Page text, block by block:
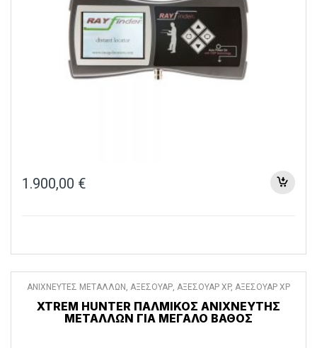
1.900,00 €
ΑΝΙΧΝΕΥΤΕΣ ΜΕΤΑΛΛΩΝ , ΑΞΕΣΟΥΑΡ, ΑΞΕΣΟΥΑΡ XP, ΑΞΕΣΟΥΑΡ XP
XTREM HUNTER ΠΑΛΜΙΚΌΣ ΑΝΙΧΝΕΥΤΉΣ
ΜΕΤΆΛΛΩΝ ΓΙΑ ΜΕΓΆΛΟ ΒΆΘΟΣ